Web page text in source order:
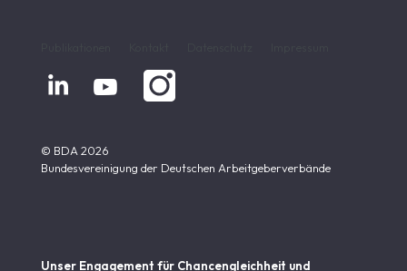
 
© BDA 2026
Bundesvereinigung der Deutschen Arbeitgeberverbände
Unser Engagement für Chancen­gleichheit und